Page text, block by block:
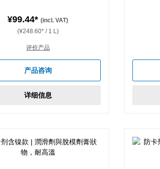
¥99.44*(incl. VAT)
(¥248.60* / 1 L)
评价产品
产品咨询
详细信息